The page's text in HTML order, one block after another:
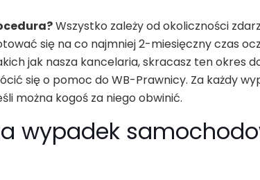
Wszystko zależy od okoliczności
się na co najmniej 2-miesięczny czas
jak nasza kancelaria, skracasz ten okres
się o pomoc do WB-Prawnicy. Za każdy
można kogoś za niego obwinić.
wypadek